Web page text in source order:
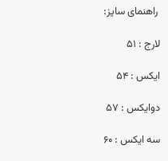
راهنمای سایز:
لارج : ۵۱
ایکس : ۵۴
دوایکس : ۵۷
سه ایکس : ۶۰